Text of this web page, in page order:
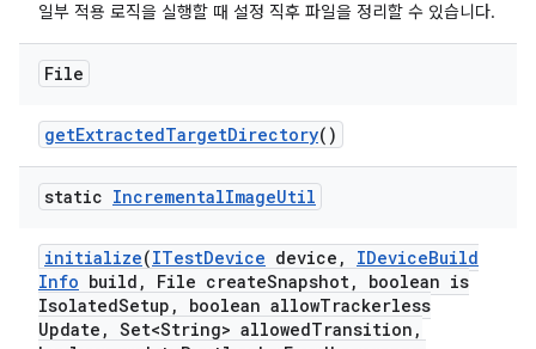
일부 적용 로직을 실행할 때 설정 직후 파일을 정리할 수 있습니다.
File
getExtractedTargetDirectory()
static IncrementalImageUtil
initialize(ITestDevice device , IDeviceBuild
Info build , File createSnapshot,
boolean is
IsolatedSetup , boolean allowTrackerless
Update , Set<String> allowedTransition ,